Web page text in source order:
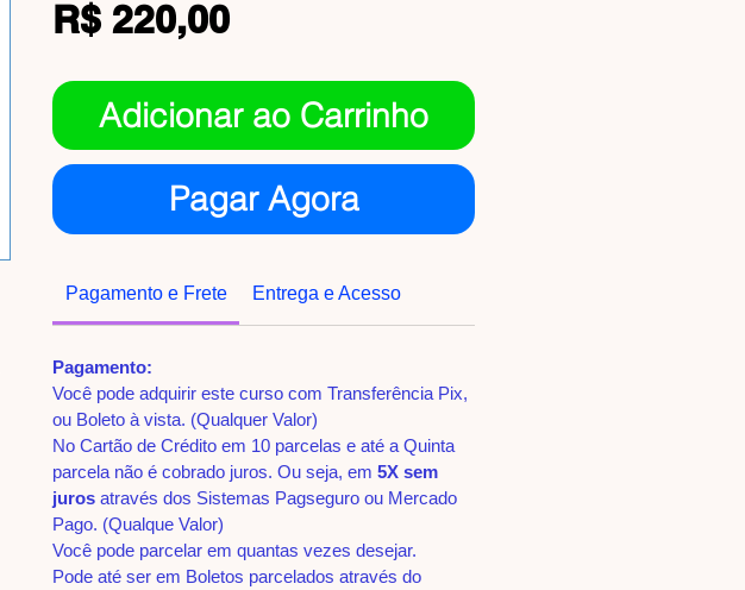
R$ 220,00Preço
Adicionar ao Carrinho
Pagar Agora
Pagamento e Frete Entrega e Acesso
Pagamento:
Você pode adquirir este curso com Transferência Pix,
ou Boleto à vista. (Qualquer Valor)
No Cartão de Crédito em 10 parcelas e até a Quinta
parcela não é cobrado juros. Ou seja, em 5X sem
juros através dos Sistemas Pagseguro ou Mercado
Pago. (Qualque Valor)
Você pode parcelar em quantas vezes desejar.
Pode até ser em Boletos parcelados através do